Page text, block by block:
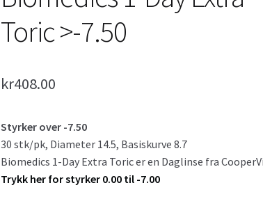
Toric >-7.50
kr408.00
Styrker over -7.50
30 stk/pk, Diameter 14.5, Basiskurve 8.7
Biomedics 1-Day Extra Toric er en Daglinse fra
Trykk her for styrker 0.00 til -7.00